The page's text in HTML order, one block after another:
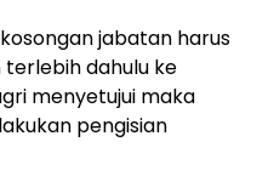
jabatan harus
dahulu ke
menyetujui maka
pengisian